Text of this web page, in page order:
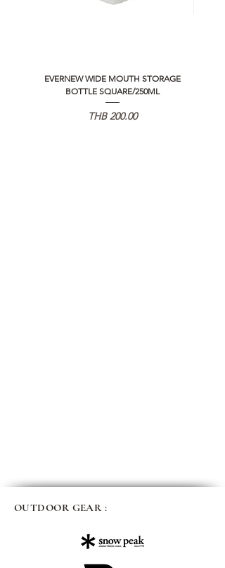
EVERNEW WIDE MOUTH STORAGE
BOTTLE SQUARE/250ML
Price
THB 200.00
OUTDOOR GEAR :